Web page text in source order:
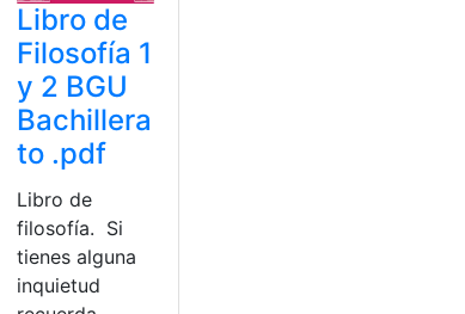
Libro de
Filosofía 1
y 2 BGU
Bachillera
to .pdf
Libro de
filosofía. Si
tienes alguna
inquietud